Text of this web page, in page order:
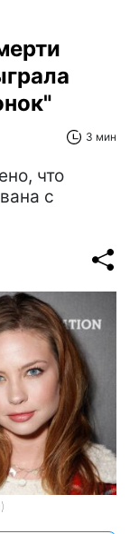
3 мин
что
с